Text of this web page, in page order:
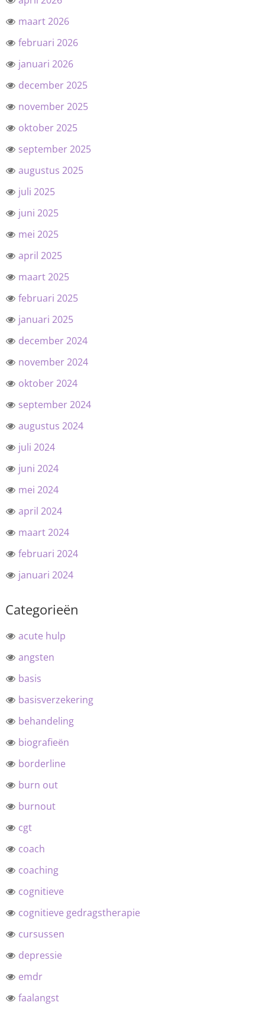
maart 2026
februari 2026
januari 2026
december 2025
november 2025
oktober 2025
september 2025
augustus 2025
juli 2025
juni 2025
mei 2025
april 2025
maart 2025
februari 2025
januari 2025
december 2024
november 2024
oktober 2024
september 2024
augustus 2024
juli 2024
juni 2024
mei 2024
april 2024
maart 2024
februari 2024
januari 2024
Categorieën
acute hulp
angsten
basis
basisverzekering
behandeling
biografieën
borderline
burn out
burnout
cgt
coach
coaching
cognitieve
cognitieve gedragstherapie
cursussen
depressie
emdr
faalangst